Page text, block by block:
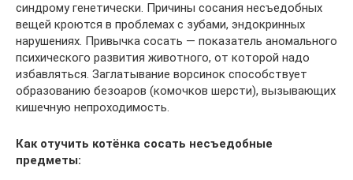
синдрому генетически. Причины сосания несъедобных
вещей кроются в проблемах с зубами, эндокринных
нарушениях. Привычка сосать — показатель аномального
психического развития животного, от которой надо
избавляться. Заглатывание ворсинок способствует
образованию безоаров (комочков шерсти), вызывающих
кишечную непроходимость.
Как отучить котёнка сосать несъедобные
предметы: